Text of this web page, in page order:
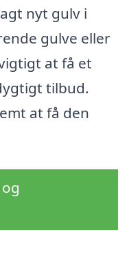
nyt gulv i
gulve eller
at få et
tilbud.
at få den